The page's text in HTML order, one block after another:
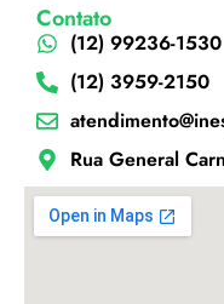
Contato
(12) 99236-1530
(12) 3959-2150
Rua General